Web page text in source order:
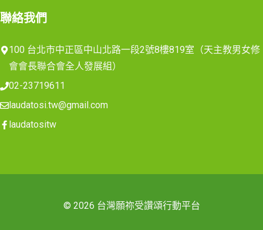
聯絡我們
100 台北市中正區中山北路一段2號8樓819室（天主教男女修
會會長聯合會全人發展組）
02-23719611
laudatosi.tw@gmail.com
laudatositw
© 2026 台灣願祢受讚頌行動平台